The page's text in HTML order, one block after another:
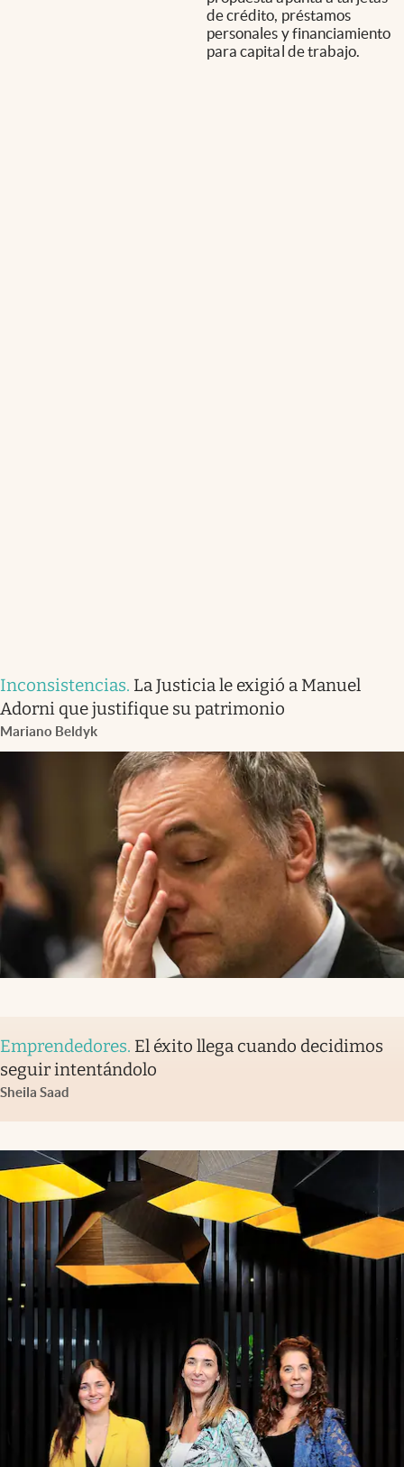
de crédito, préstamos
personales y financiamiento
para capital de trabajo.
Inconsistencias. La Justicia le exigió a Manuel
Adorni que justifique su patrimonio
Mariano Beldyk
Emprendedores. El éxito llega cuando decidimos
seguir intentándolo
Sheila Saad